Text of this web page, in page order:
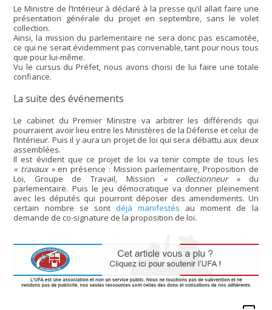
Le Ministre de l’Intérieur à déclaré à la presse qu’il allait faire une
présentation générale du projet en septembre, sans le volet
collection.
Ainsi, la mission du parlementaire ne sera donc pas escamotée,
ce qui ne serait évidemment pas convenable, tant pour nous tous
que pour lui-même.
Vu le cursus du Préfet, nous avons choisi de lui faire une totale
confiance.
La suite des événements
Le cabinet du Premier Ministre va arbitrer les différends qui
pourraient avoir lieu entre les Ministères de la Défense et celui de
l’Intérieur. Puis il y aura un projet de loi qui sera débattu aux deux
assemblées.
Il est évident que ce projet de loi va tenir compte de tous les
« travaux »en présence : Mission parlementaire, Proposition de
Loi, Groupe de Travail, Mission « collectionneur »du
parlementaire. Puis le jeu démocratique va donner pleinement
avec les députés qui pourront déposer des amendements. Un
certain nombre se sont déjà manifestés au moment de la
demande de co-signature de la proposition de loi.